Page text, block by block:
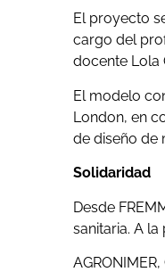
El proyecto
cargo del
docente Lola
El modelo
London, en
de diseño de
Solidaridad
Desde
sanitaria. A